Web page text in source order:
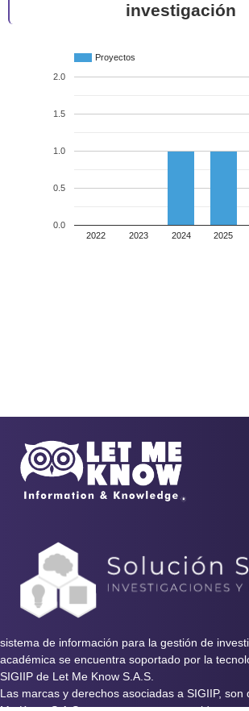
investigación
Proyectos
2022 2023 2024 2025
0.0
0.5
1.0
1.5
2.0
sistema de información para la gestión de
académica se encuentra soportado por la
SIGIIP de Let Me Know S.A.S.
Las marcas y derechos asociadas a SIGIIP,